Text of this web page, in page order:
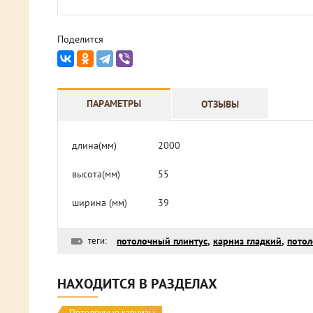
Поделится
ПАРАМЕТРЫ ОТЗЫВЫ
длина(мм) 2000
высота(мм) 55
ширина (мм) 39
теги: потолочный плинтус, карниз гладкий,
НАХОДИТСЯ В РАЗДЕЛАХ